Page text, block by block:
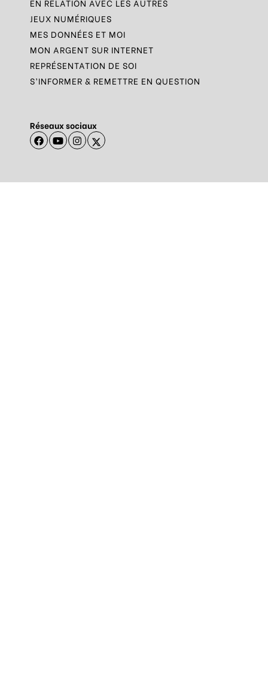
EN RELATION AVEC LES AUTRES
JEUX NUMÉRIQUES
MES DONNÉES ET MOI
MON ARGENT SUR INTERNET
REPRÉSENTATION DE SOI
S’INFORMER & REMETTRE EN QUESTION
Réseaux sociaux